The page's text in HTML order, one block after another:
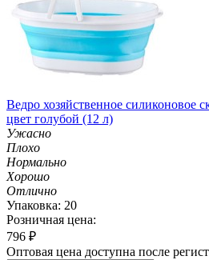
Ведро хозяйственное силиконовое
цвет голубой (12 л)
Ужасно
Плохо
Нормально
Хорошо
Отлично
Упаковка: 20
Розничная цена:
796 ₽
Оптовая цена доступна после